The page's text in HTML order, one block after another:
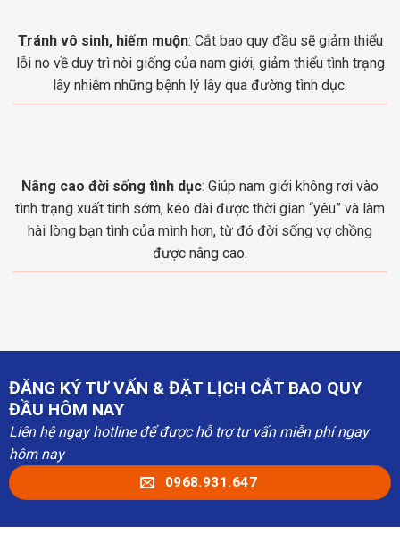
Tránh vô sinh, hiếm muộn: Cắt bao quy đầu sẽ giảm thiểu
lỗi no về duy trì nòi giống của nam giới, giảm thiểu tình trạng
lây nhiễm những bệnh lý lây qua đường tình dục.
Nâng cao đời sống tình dục: Giúp nam giới không rơi vào
tình trạng xuất tinh sớm, kéo dài được thời gian “yêu” và làm
hài lòng bạn tình của mình hơn, từ đó đời sống vợ chồng
được nâng cao.
ĐĂNG KÝ TƯ VẤN & ĐẶT LỊCH CẮT BAO QUY
ĐẦU HÔM NAY
Liên hệ ngay hotline để được hỗ trợ tư vấn miễn phí ngay
hôm nay
0968.931.647